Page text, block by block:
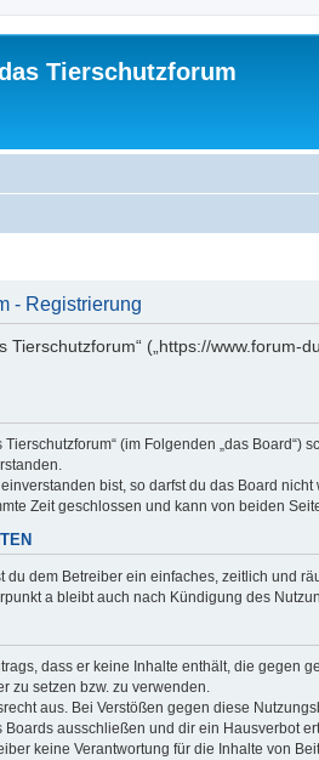
Tierschutzforum
- Registrierung
Tierschutzforum“ („https://
Tierschutzforum“ (im Folgenden „das
bist, so darfst du das Board
Zeit geschlossen und kann von beiden
du dem Betreiber ein einfaches, zeitlich und
a bleibt auch nach Kündigung des
dass er keine Inhalte enthält, die gegen
zu setzen bzw. zu verwenden.
aus. Bei Verstößen gegen diese
ausschließen und dir ein Hausverbot
keine Verantwortung für die Inhalte von